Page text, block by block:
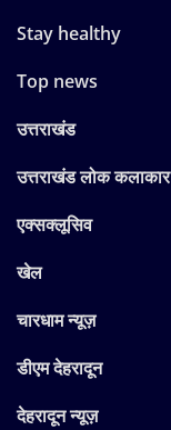
Stay healthy
Top news
उत्तराखंड
उत्तराखंड लोक कलाकार
एक्सक्लूसिव
खेल
चारधाम न्यूज़
डीएम देहरादून
देहरादून न्यूज़